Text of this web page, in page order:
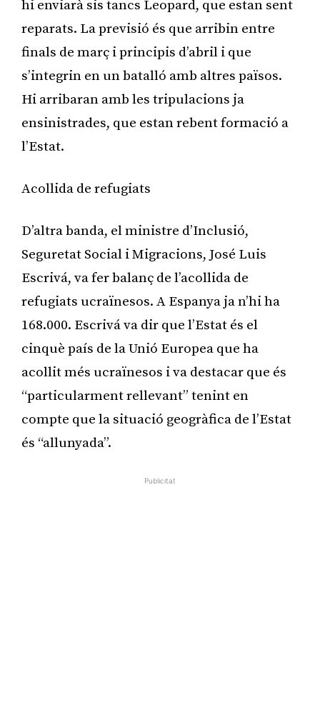
hi enviarà sis tancs Leopard, que estan sent
reparats. La previsió és que arribin entre
finals de març i principis d’abril i que
s’integrin en un batalló amb altres països.
Hi arribaran amb les tripulacions ja
ensinistrades, que estan rebent formació a
l’Estat.
Acollida de refugiats
D’altra banda, el ministre d’Inclusió,
Seguretat Social i Migracions, José Luis
Escrivá, va fer balanç de l’acollida de
refugiats ucraïnesos. A Espanya ja n’hi ha
168.000. Escrivá va dir que l’Estat és el
cinquè país de la Unió Europea que ha
acollit més ucraïnesos i va destacar que és
“particularment rellevant” tenint en
compte que la situació geogràfica de l’Estat
és “allunyada”.
Publicitat